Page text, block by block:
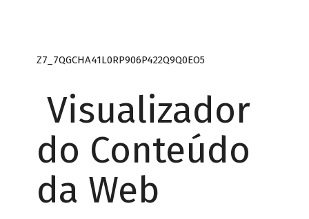
Z7_7QGCHA41L0RP906P422Q9Q0EO5
Visualizador
do Conteúdo
da Web